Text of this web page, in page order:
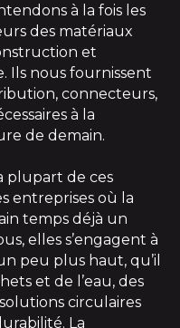
à la fois les
des matériaux
et
Ils nous fournissent
connecteurs,
à la
de demain.
plupart de ces
entreprises où la
temps déjà un
elles s’engagent à
peu plus haut, qu’il
et de l’eau, des
circulaires
La